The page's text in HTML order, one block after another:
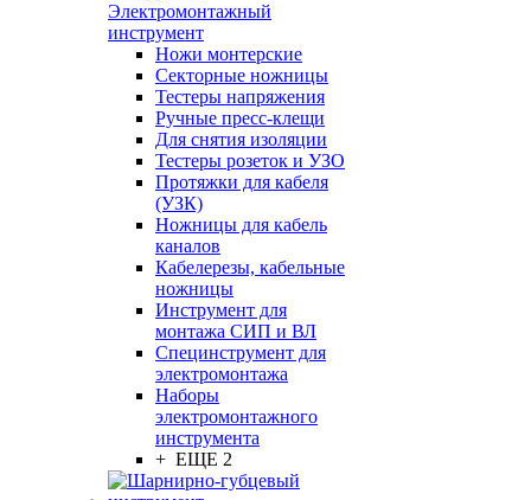
Электромонтажный
инструмент
Ножи монтерские
Секторные ножницы
Тестеры напряжения
Ручные пресс-клещи
Для снятия изоляции
Тестеры розеток и УЗО
Протяжки для кабеля
(УЗК)
Ножницы для кабель
каналов
Кабелерезы, кабельные
ножницы
Инструмент для
монтажа СИП и ВЛ
Специнструмент для
электромонтажа
Наборы
электромонтажного
инструмента
+ ЕЩЕ 2